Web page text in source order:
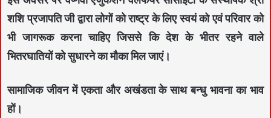
शशि प्रजापति जी द्वारा लोगों को राष्ट्र के लिए स्वयं को एवं परिवार को
भी जागरूक करना चाहिए जिससे कि देश के भीतर रहने वाले
भितरघातियों को सुधारने का मौका मिल जाएं।
सामाजिक जीवन में एकता और अखंडता के साथ बन्धु भावना का भाव
हों।